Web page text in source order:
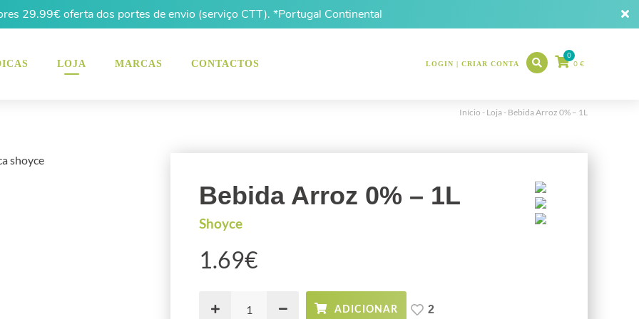
29.99€ oferta dos portes de envio (serviço CTT). *Portugal Continental
LOJA MARCAS CONTACTOS LOGIN | CRIAR CONTA
0
0 €
Início Loja Bebida Arroz 0% – 1L
Bebida Arroz 0% – 1L
Shoyce
1.69€
ADICIONAR 2